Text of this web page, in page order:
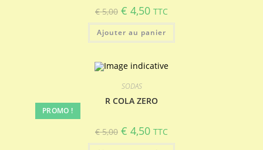
€5,00 Le
prix
initial
était :
€ 5,00.
€ 4,50Le
prix
actuel
est :
€ 4,50.
TTC
Ajouter au panier
PROMO !
SODAS
R COLA ZERO
€5,00 Le
prix
initial
€ 4,50Le
prix
actuel
TTC